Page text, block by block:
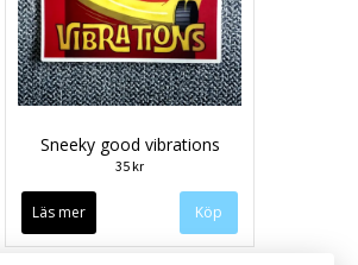
Sneeky good vibrations
35 kr
Läs mer